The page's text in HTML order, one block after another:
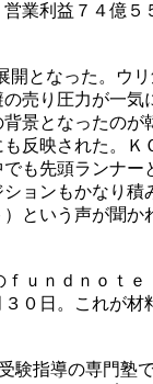
業利益７４億
開となった。ウ
売り圧力が一
景となったの
反映された。
も先頭ランナ
ョンもかなり
という声が聞か
ｕｎｄｎｏｔ
０日。これが材
験指導の専門塾